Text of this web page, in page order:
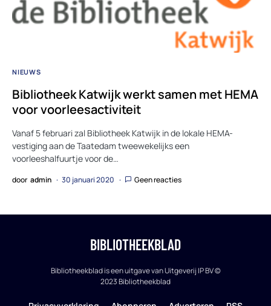
NIEUWS
Bibliotheek Katwijk werkt samen met HEMA
voor voorleesactiviteit
Vanaf 5 februari zal Bibliotheek Katwijk in de lokale HEMA-
vestiging aan de Taatedam tweewekelijks een
voorleeshalfuurtje voor de…
door admin 30 januari 2020 Geen reacties
BIBLIOTHEEKBLAD
Bibliotheekblad is een uitgave van Uitgeverij IP BV ©
2023 Bibliotheekblad